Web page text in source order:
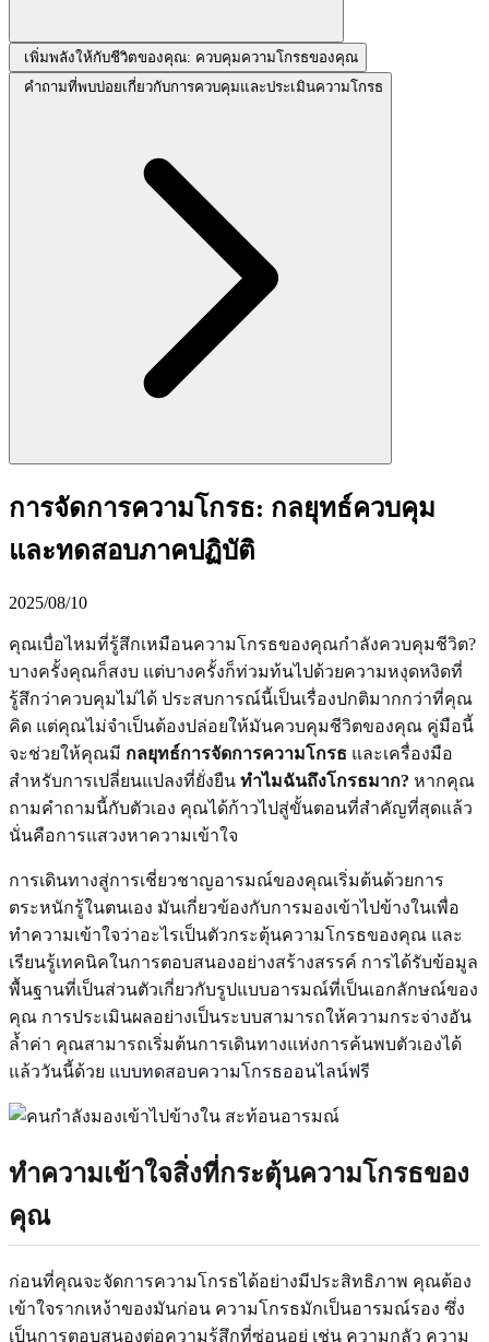
เพิ่มพลังให้กับชีวิตของคุณ: ควบคุมความโกรธของคุณ
คำถามที่พบบ่อยเกี่ยวกับการควบคุมและประเมินความโกรธ
การจัดการความโกรธ: กลยุทธ์ควบคุม
และทดสอบภาคปฏิบัติ
2025/08/10
คุณเบื่อไหมที่รู้สึกเหมือนความโกรธของคุณกำลังควบคุมชีวิต?
บางครั้งคุณก็สงบ แต่บางครั้งก็ท่วมท้นไปด้วยความหงุดหงิดที่
รู้สึกว่าควบคุมไม่ได้ ประสบการณ์นี้เป็นเรื่องปกติมากกว่าที่คุณ
คิด แต่คุณไม่จำเป็นต้องปล่อยให้มันควบคุมชีวิตของคุณ คู่มือนี้
จะช่วยให้คุณมี กลยุทธ์การจัดการความโกรธ และเครื่องมือ
สำหรับการเปลี่ยนแปลงที่ยั่งยืน ทำไมฉันถึงโกรธมาก? หากคุณ
ถามคำถามนี้กับตัวเอง คุณได้ก้าวไปสู่ขั้นตอนที่สำคัญที่สุดแล้ว
นั่นคือการแสวงหาความเข้าใจ
การเดินทางสู่การเชี่ยวชาญอารมณ์ของคุณเริ่มต้นด้วยการ
ตระหนักรู้ในตนเอง มันเกี่ยวข้องกับการมองเข้าไปข้างในเพื่อ
ทำความเข้าใจว่าอะไรเป็นตัวกระตุ้นความโกรธของคุณ และ
เรียนรู้เทคนิคในการตอบสนองอย่างสร้างสรรค์ การได้รับข้อมูล
พื้นฐานที่เป็นส่วนตัวเกี่ยวกับรูปแบบอารมณ์ที่เป็นเอกลักษณ์ของ
คุณ การประเมินผลอย่างเป็นระบบสามารถให้ความกระจ่างอัน
ล้ำค่า คุณสามารถเริ่มต้นการเดินทางแห่งการค้นพบตัวเองได้
แล้ววันนี้ด้วย แบบทดสอบความโกรธออนไลน์ฟรี
ทำความเข้าใจสิ่งที่กระตุ้นความโกรธของ
คุณ
ก่อนที่คุณจะจัดการความโกรธได้อย่างมีประสิทธิภาพ คุณต้อง
เข้าใจรากเหง้าของมันก่อน ความโกรธมักเป็นอารมณ์รอง ซึ่ง
เป็นการตอบสนองต่อความรู้สึกที่ซ่อนอยู่ เช่น ความกลัว ความ